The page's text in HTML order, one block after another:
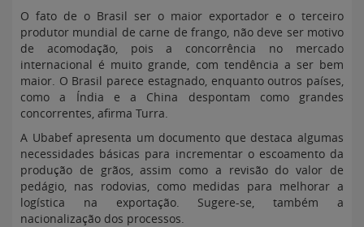
O fato de o Brasil ser o maior exportador e o terceiro
produtor mundial de carne de frango, não deve ser motivo
de acomodação, pois a concorrência no mercado
internacional é muito grande, com tendência a ser bem
maior. O Brasil parece estagnado, enquanto outros países,
como a Índia e a China despontam como grandes
concorrentes, afirma Turra.
A Ubabef apresenta um documento que destaca algumas
necessidades básicas para incrementar o escoamento da
produção de grãos, assim como a revisão do valor de
pedágio, nas rodovias, como medidas para melhorar a
logística na exportação. Sugere-se, também a
nacionalização dos processos.